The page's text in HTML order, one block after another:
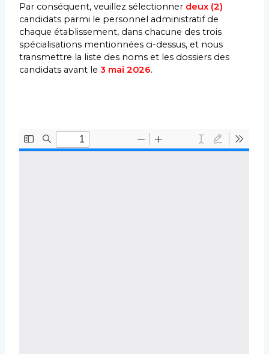
Par conséquent, veuillez sélectionner deux (2)
candidats parmi le personnel administratif de
chaque établissement, dans chacune des trois
spécialisations mentionnées ci-dessus, et nous
transmettre la liste des noms et les dossiers des
candidats avant le3 mai 2026.